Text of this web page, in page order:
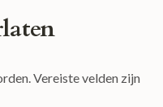
Vereiste velden zijn